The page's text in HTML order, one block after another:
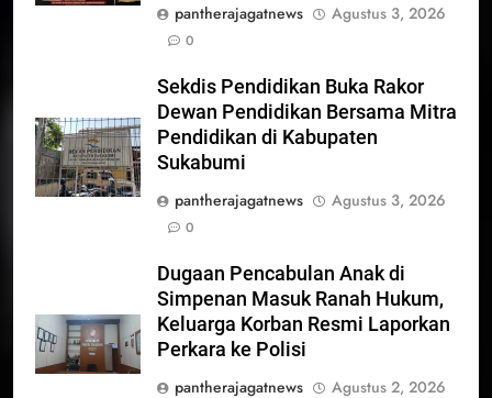
pantherajagatnews
Agustus 3, 2026
0
Sekdis Pendidikan Buka Rakor
Dewan Pendidikan Bersama Mitra
Pendidikan di Kabupaten
Sukabumi
pantherajagatnews
Agustus 3, 2026
0
Dugaan Pencabulan Anak di
Simpenan Masuk Ranah Hukum,
Keluarga Korban Resmi Laporkan
Perkara ke Polisi
pantherajagatnews
Agustus 2, 2026